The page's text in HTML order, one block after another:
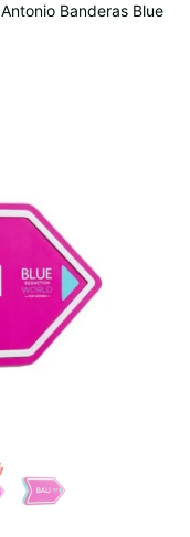
Antonio Banderas Blue